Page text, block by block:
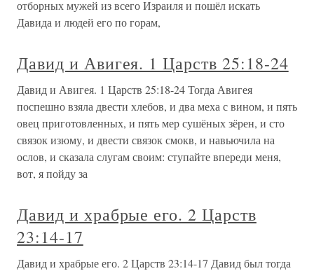
отборных мужей из всего Израиля и пошёл искать
Давида и людей его по горам,
Давид и Авигея. 1 Царств 25:18-24
Давид и Авигея. 1 Царств 25:18-24 Тогда Авигея
поспешно взяла двести хлебов, и два меха с вином, и пять
овец приготовленных, и пять мер сушёных зёрен, и сто
связок изюму, и двести связок смокв, и навьючила на
ослов, и сказала слугам своим: ступайте впереди меня,
вот, я пойду за
Давид и храбрые его. 2 Царств
23:14-17
Давид и храбрые его. 2 Царств 23:14-17 Давид был тогда